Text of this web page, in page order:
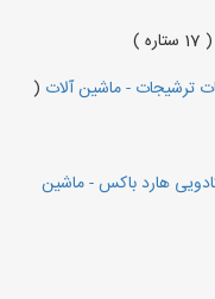
( 17 ستاره )
ترشيجات - ماشین آلات (
هارد باکس - ماشین